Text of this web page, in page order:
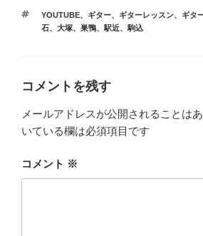
ゴ
リ
タ
グ
YOUTUBE、 ギター、 ギターレッスン、 ギタ
石、 大塚、 巣鴨、 駅近、 駒込
コメントを残す
メールアドレスが公開されることはあ
いている欄は必須項目です
コメント ※